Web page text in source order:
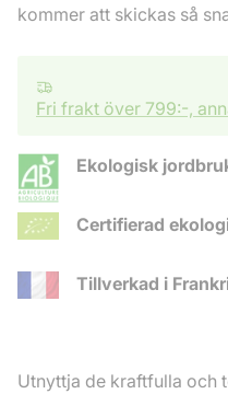
kommer att skickas så
Fri frakt över 799:-,
Ekologisk
Certifierad
Tillverkad i
Utnyttja de kraftfulla och